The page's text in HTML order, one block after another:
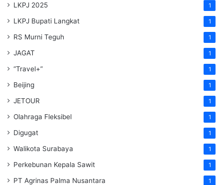
LKPJ 2025 1
LKPJ Bupati Langkat 1
RS Murni Teguh 1
JAGAT 1
“Travel+” 1
Beijing 1
JETOUR 1
Olahraga Fleksibel 1
Digugat 1
Walikota Surabaya 1
Perkebunan Kepala Sawit 1
PT Agrinas Palma Nusantara 1